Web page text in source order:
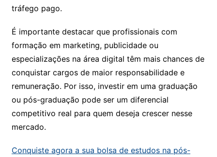
tráfego pago.
É importante destacar que profissionais com
formação em marketing, publicidade ou
especializações na área digital têm mais chances de
conquistar cargos de maior responsabilidade e
remuneração. Por isso, investir em uma graduação
ou pós-graduação pode ser um diferencial
competitivo real para quem deseja crescer nesse
mercado.
Conquiste agora a sua bolsa de estudos na pós-